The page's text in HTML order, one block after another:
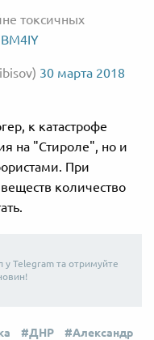
токсичных
30 марта 2018
к катастрофе
на "Стироле", но и
При
количество
у Telegram та отримуйте
ДНР
Александр